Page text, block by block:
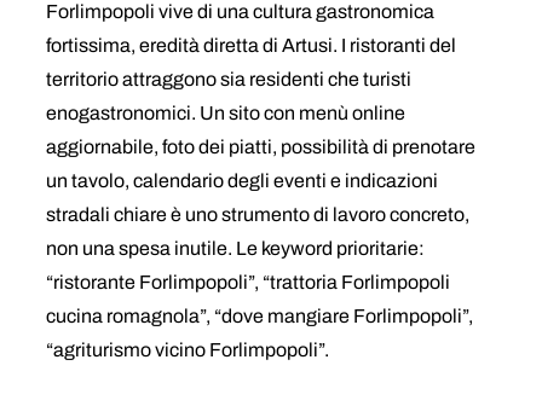
Forlimpopoli vive di una cultura gastronomica
fortissima, eredità diretta di Artusi. I ristoranti del
territorio attraggono sia residenti che turisti
enogastronomici. Un sito con menù online
aggiornabile, foto dei piatti, possibilità di prenotare
un tavolo, calendario degli eventi e indicazioni
stradali chiare è uno strumento di lavoro concreto,
non una spesa inutile. Le keyword prioritarie:
“ristorante Forlimpopoli”, “trattoria Forlimpopoli
cucina romagnola”, “dove mangiare Forlimpopoli”,
“agriturismo vicino Forlimpopoli”.